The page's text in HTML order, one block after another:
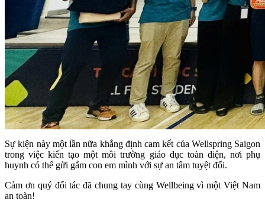
Sự kiện này một lần nữa khẳng định cam kết của Wellspring Saigon
trong việc kiến tạo một môi trường giáo dục toàn diện, nơi phụ
huynh có thể gửi gắm con em mình với sự an tâm tuyệt đối.
Cảm ơn quý đối tác đã chung tay cùng Wellbeing vì một Việt Nam
an toàn!